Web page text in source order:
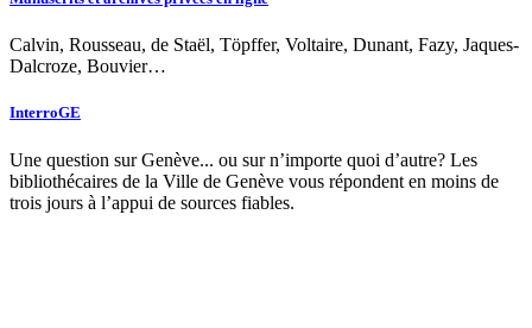
Calvin, Rousseau, de Staël, Töpffer, Voltaire, Dunant, Fazy, Jaques-
Dalcroze, Bouvier…
InterroGE
Une question sur Genève... ou sur n’importe quoi d’autre? Les
bibliothécaires de la Ville de Genève vous répondent en moins de
trois jours à l’appui de sources fiables.